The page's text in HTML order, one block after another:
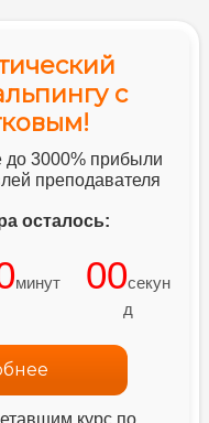
с
3000% прибыли
преподавателя
осталось:
минут 00секун
д
вычет?